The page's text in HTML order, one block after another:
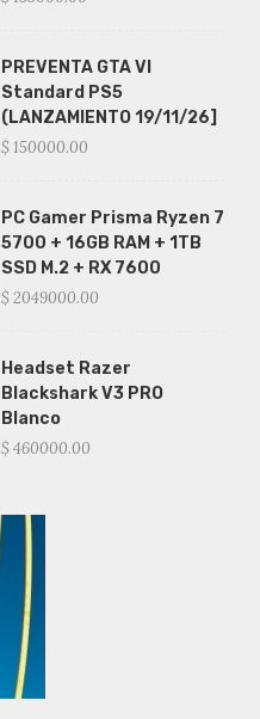
PREVENTA GTA VI
Standard PS5
(LANZAMIENTO 19/11/26]
$ 150000.00
PC Gamer Prisma Ryzen 7
5700 + 16GB RAM + 1TB
SSD M.2 + RX 7600
$ 2049000.00
Headset Razer
Blackshark V3 PRO
Blanco
$ 460000.00